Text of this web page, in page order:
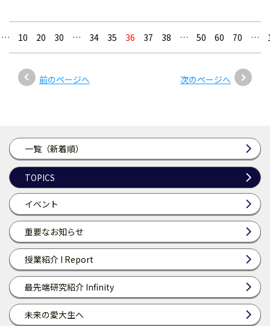
一覧（新着順）
TOPICS
イベント
重要なお知らせ
授業紹介 I Report
最先端研究紹介 Infinity
未来の愛大生へ
前のページへ
… 10 20 30 … 34 35 36 37 38 … 50 60 70 …
次のページへ